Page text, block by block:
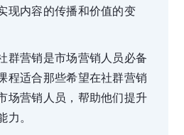
现内容的传播和价值的变
群营销是市场营销人员必备
程适合那些希望在社群营销
场营销人员，帮助他们提升
。